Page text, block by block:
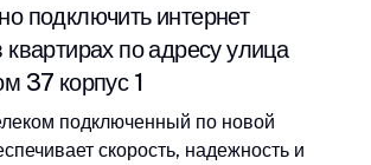
подключить интернет
по адресу улица
37 корпус 1
подключенный по новой
скорость, надежность и